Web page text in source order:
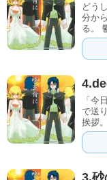
どう
分か
る。
「今
で送
挨拶
3.砂